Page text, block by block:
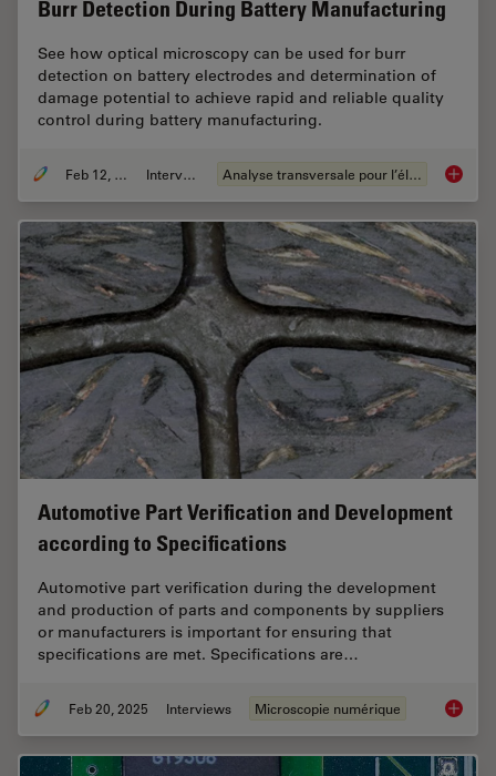
Burr Detection During Battery Manufacturing
See how optical microscopy can be used for burr
detection on battery electrodes and determination of
damage potential to achieve rapid and reliable quality
control during battery manufacturing.
Feb 12, 2026 Interviews Analyse transversale pour l’électronique Burr
Automotive Part Verification and Development
according to Specifications
Automotive part verification during the development
and production of parts and components by suppliers
or manufacturers is important for ensuring that
specifications are met. Specifications are…
Feb 20, 2025 Interviews Microscopie numérique